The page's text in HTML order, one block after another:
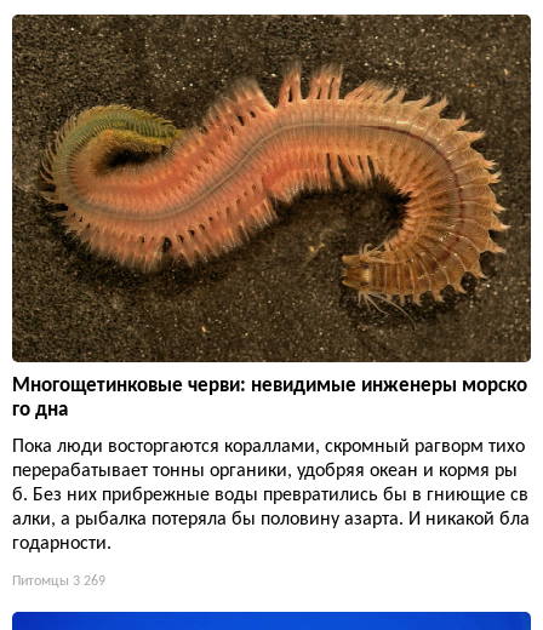
Многощетинковые черви: невидимые инженеры морско
го дна
Пока люди восторгаются кораллами, скромный рагворм тихо
перерабатывает тонны органики, удобряя океан и кормя ры
б. Без них прибрежные воды превратились бы в гниющие св
алки, а рыбалка потеряла бы половину азарта. И никакой бла
годарности.
Питомцы 3 269